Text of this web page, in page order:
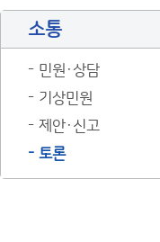
소통
민원·상담
기상민원
제안·신고
토론